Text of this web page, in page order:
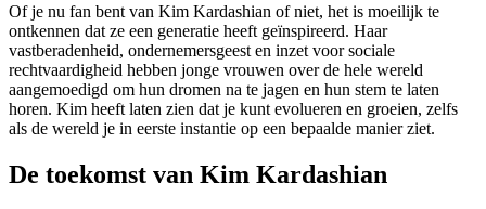
Of je nu fan bent van Kim Kardashian of niet, het is moeilijk te
ontkennen dat ze een generatie heeft geïnspireerd. Haar
vastberadenheid, ondernemersgeest en inzet voor sociale
rechtvaardigheid hebben jonge vrouwen over de hele wereld
aangemoedigd om hun dromen na te jagen en hun stem te laten
horen. Kim heeft laten zien dat je kunt evolueren en groeien, zelfs
als de wereld je in eerste instantie op een bepaalde manier ziet.
De toekomst van Kim Kardashian